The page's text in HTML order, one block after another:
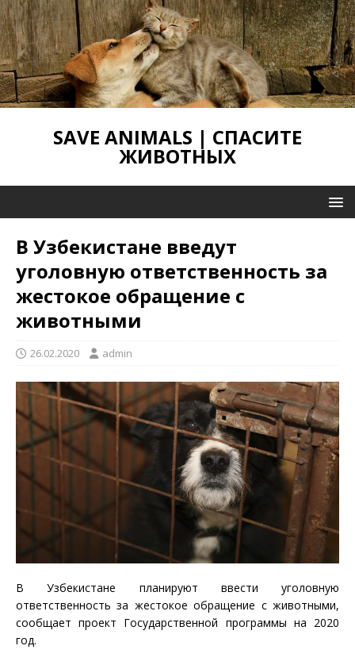
SAVE ANIMALS | СПАСИТЕ
ЖИВОТНЫХ
В Узбекистане введут
уголовную ответственность за
жестокое обращение с
животными
26.02.2020 admin
В Узбекистане планируют ввести уголовную
ответственность за жестокое обращение с животными,
сообщает проект Государственной программы на 2020
год.